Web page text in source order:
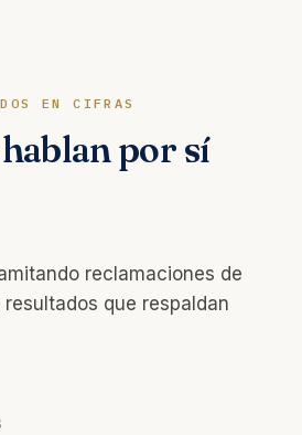
EN CIFRAS
por sí
reclamaciones de
que respaldan